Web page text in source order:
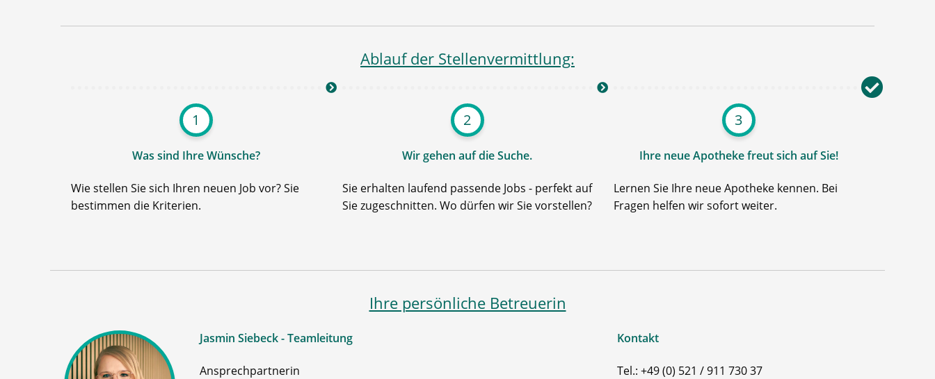
Ablauf der Stellenvermittlung:
1
Was sind Ihre Wünsche?
Wie stellen Sie sich Ihren neuen Job vor? Sie
bestimmen die Kriterien.
2
Wir gehen auf die Suche.
Sie erhalten laufend passende Jobs - perfekt auf
Sie zugeschnitten. Wo dürfen wir Sie vorstellen?
3
Ihre neue Apotheke freut sich auf Sie!
Lernen Sie Ihre neue Apotheke kennen. Bei
Fragen helfen wir sofort weiter.
Ihre persönliche Betreuerin
Jasmin Siebeck - Teamleitung
Ansprechpartnerin
Kontakt
Tel.: +49 (0) 521 / 911 730 37